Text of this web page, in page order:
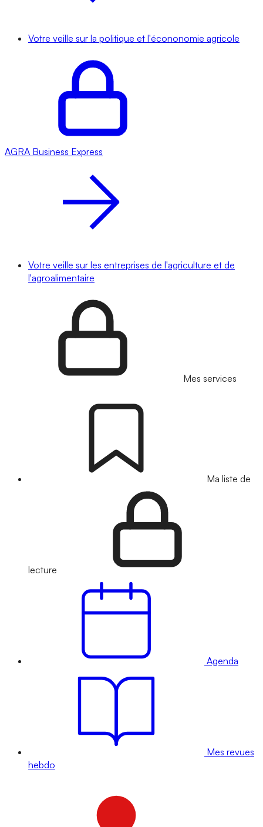
Votre veille sur la politique et l'écononomie agricole
AGRA Business Express
Votre veille sur les entreprises de l'agriculture et de
l'agroalimentaire
Mes services
Ma liste de
lecture
Agenda
Mes revues
hebdo